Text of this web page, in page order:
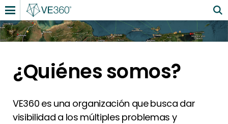
¿Quiénes somos?
VE360 es una organización que busca dar
visibilidad a los múltiples problemas y